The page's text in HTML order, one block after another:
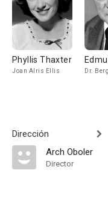
Phyllis Thaxter
Joan Alris Ellis Dr.
Dirección
Arch Oboler
Director